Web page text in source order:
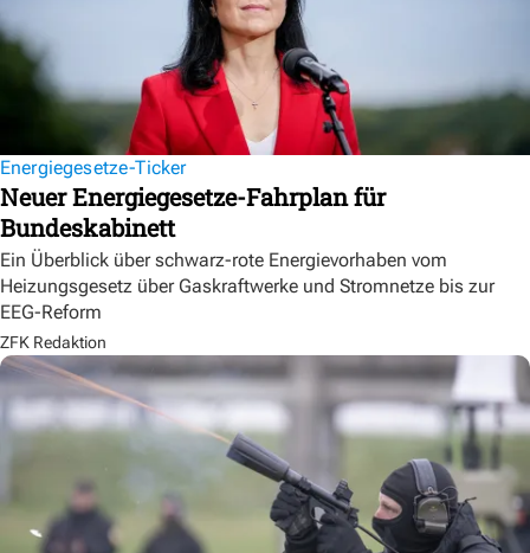
Energiegesetze-Ticker
Neuer Energiegesetze-Fahrplan für
Bundeskabinett
Ein Überblick über schwarz-rote Energievorhaben vom
Heizungsgesetz über Gaskraftwerke und Stromnetze bis zur
EEG-Reform
ZFK Redaktion